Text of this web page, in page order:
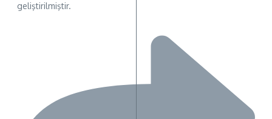
geliştirilmiştir.